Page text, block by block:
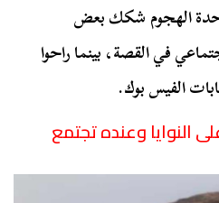
حدة الهجوم شكك بعض
في القصة، بينما راحوا
الفيس بوك.
النوايا وعنده تجتمع